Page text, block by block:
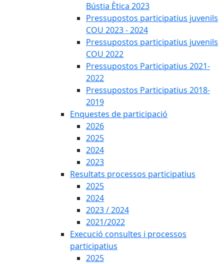
Bústia Ètica 2023
Pressupostos participatius juvenils
COU 2023 - 2024
Pressupostos participatius juvenils
COU 2022
Pressupostos Participatius 2021-
2022
Pressupostos Participatius 2018-
2019
Enquestes de participació
2026
2025
2024
2023
Resultats processos participatius
2025
2024
2023 / 2024
2021/2022
Execució consultes i processos
participatius
2025